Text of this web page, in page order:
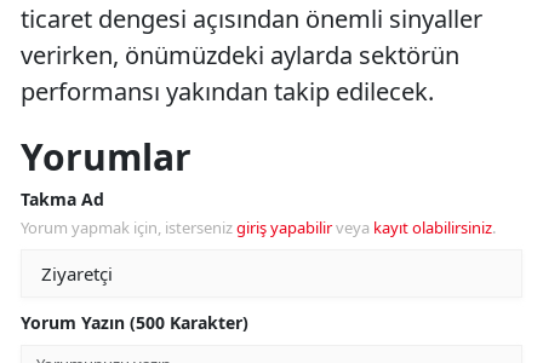
ticaret dengesi açısından önemli sinyaller
verirken, önümüzdeki aylarda sektörün
performansı yakından takip edilecek.
Yorumlar
Takma Ad
Yorum yapmak için, istersenizgiriş yapabilirveya kayıt olabilirsiniz.
Yorum Yazın (500 Karakter)